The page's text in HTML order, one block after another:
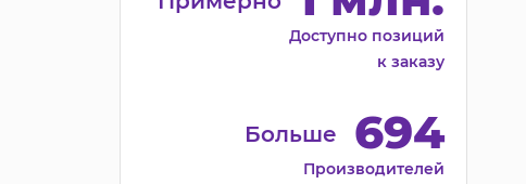
Доступно позиций
к заказу
Больше 694
Производителей